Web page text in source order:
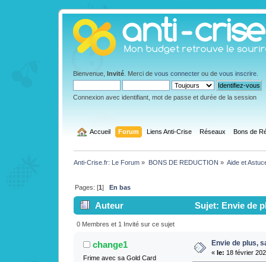
Bienvenue, Invité . Merci de vous connecter ou de vous inscrire
Connexion avec identifiant, mot de passe et durée de la session
Accueil Forum Liens Anti-Crise Réseaux Bons de
Anti-Crise.fr: Le Forum » BONS DE REDUCTION » Aide et
Pages: [1]En bas
Auteur Sujet: Envie de
0 Membres et 1 Invité sur ce sujet
change1
Frime avec sa Gold Card
Envie de plus,
« le: 18 février